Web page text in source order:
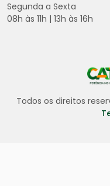
Segunda a Sexta
08h às 11h | 13h às 16h
Todos os direitos